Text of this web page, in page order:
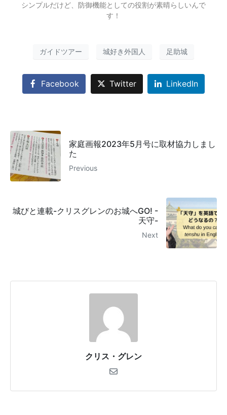
シンプルだけど、防御機能としての役割が素晴らしいんで
す！
ガイドツアー 城好き外国人 足助城
Facebook Twitter LinkedIn
家庭画報2023年5月号に取材協力しまし
た
Previous
城びと連載-クリスグレンのお城へGO! -
天守-
Next
クリス・グレン